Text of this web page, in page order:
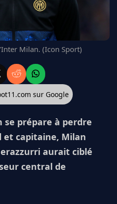
Milan. (Icon Sport)
sur Google
prépare à perdre
et capitaine, Milan
aurait ciblé
central de